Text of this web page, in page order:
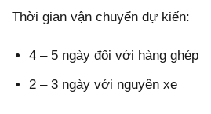
Thời gian vận chuyển dự kiến:
4 – 5 ngày đối với hàng ghép
2 – 3 ngày với nguyên xe